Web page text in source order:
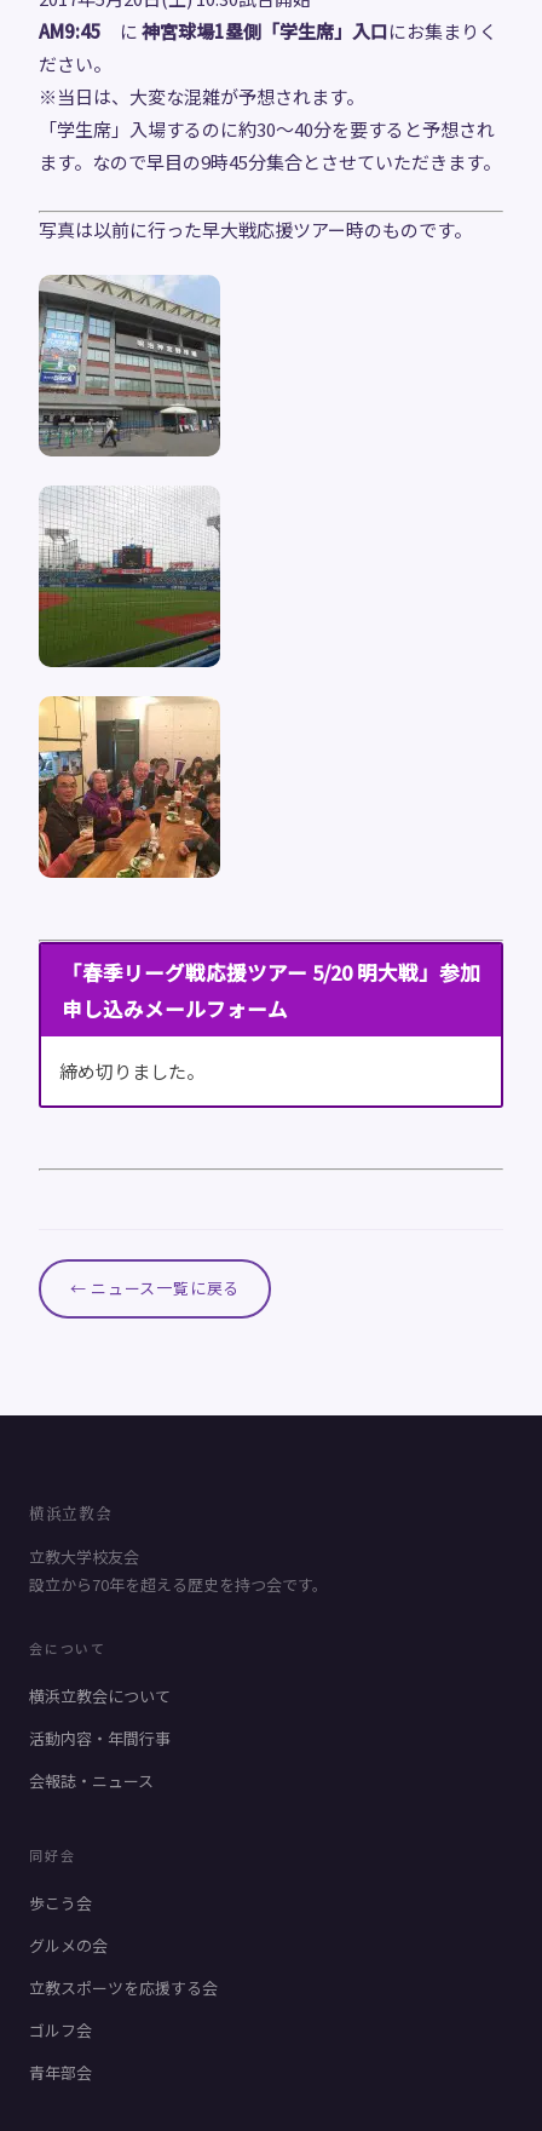
AM9:45 に神宮球場1塁側「学生席」入口にお集まりく
ださい。
※当日は、大変な混雑が予想されます。
「学生席」入場するのに約30～40分を要すると予想され
ます。なので早目の9時45分集合とさせていただきます。
写真は以前に行った早大戦応援ツアー時のものです。
「春季リーグ戦応援ツアー 5/20 明大戦」参加
申し込みメールフォーム
締め切りました。
← ニュース一覧に戻る
横浜立教会
立教大学校友会
設立から70年を超える歴史を持つ会です。
会について
横浜立教会について
活動内容・年間行事
会報誌・ニュース
同好会
歩こう会
グルメの会
立教スポーツを応援する会
ゴルフ会
青年部会